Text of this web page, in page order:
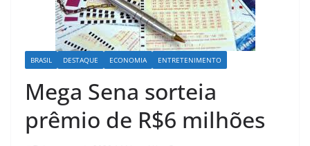
BRASIL DESTAQUE ECONOMIA ENTRETENIMENTO
Mega Sena sorteia
prêmio de R$6 milhões